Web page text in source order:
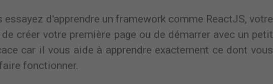
essayez d'apprendre un framework comme ReactJS, votre
créer votre première page ou de démarrer avec un petit
car il vous aide à apprendre exactement ce dont vous
fonctionner.